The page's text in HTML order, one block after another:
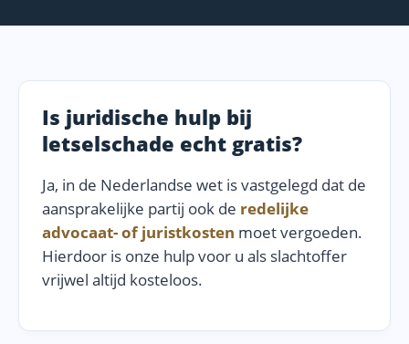
Is juridische hulp bij
letselschade echt gratis?
Ja, in de Nederlandse wet is vastgelegd dat de
aansprakelijke partij ook de redelijke
advocaat- of juristkosten moet vergoeden.
Hierdoor is onze hulp voor u als slachtoffer
vrijwel altijd kosteloos.